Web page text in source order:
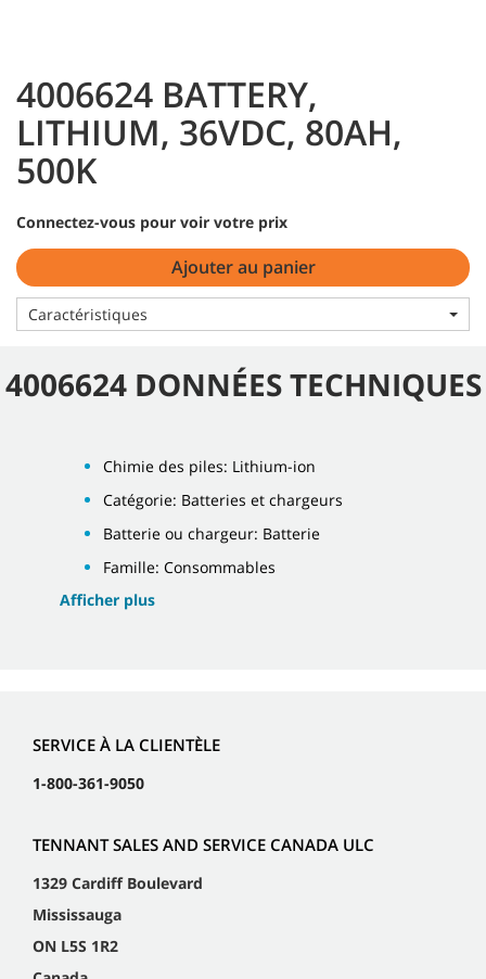
4006624 BATTERY,
LITHIUM, 36VDC, 80AH,
500K
Connectez-vous pour voir votre prix
Ajouter au panier
Caractéristiques
4006624 DONNÉES TECHNIQUES
Chimie des piles: Lithium-ion
Catégorie: Batteries et chargeurs
Batterie ou chargeur: Batterie
Famille: Consommables
Afficher plus
SERVICE À LA CLIENTÈLE
1-800-361-9050
TENNANT SALES AND SERVICE CANADA ULC
1329 Cardiff Boulevard
Mississauga
ON L5S 1R2